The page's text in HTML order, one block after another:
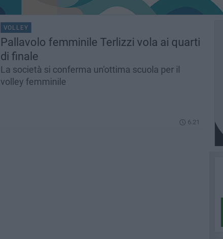
VOLLEY
Pallavolo femminile Terlizzi vola ai quarti
di finale
La società si conferma un'ottima scuola per il
volley femminile
6.21